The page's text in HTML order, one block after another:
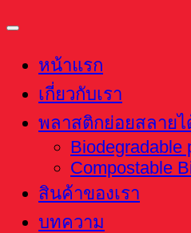
หน้าแรก
เกี่ยวกับเรา
พลาสติกย่อยสลายไ
Biodegradable
Compostable
สินค้าของเรา
บทความ